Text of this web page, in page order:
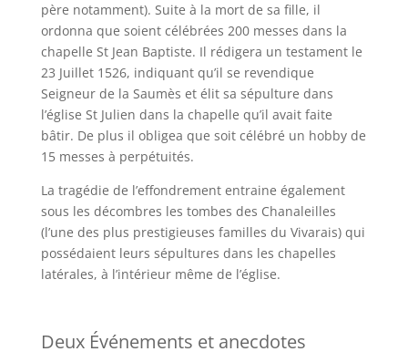
père notamment). Suite à la mort de sa fille, il
ordonna que soient célébrées 200 messes dans la
chapelle St Jean Baptiste. Il rédigera un testament le
23 Juillet 1526, indiquant qu’il se revendique
Seigneur de la Saumès et élit sa sépulture dans
l’église St Julien dans la chapelle qu’il avait faite
bâtir. De plus il obligea que soit célébré un hobby de
15 messes à perpétuités.
La tragédie de l’effondrement entraine également
sous les décombres les tombes des Chanaleilles
(l’une des plus prestigieuses familles du Vivarais) qui
possédaient leurs sépultures dans les chapelles
latérales, à l’intérieur même de l’église.
Deux Événements et anecdotes